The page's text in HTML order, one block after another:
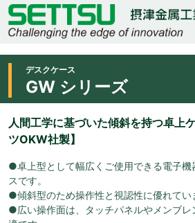
デスクケース
GW シリーズ
人間工学に基づいた傾斜を持つ卓上
ツOKW社製】
●卓上型として幅広くご使用できる電子機
スです。
●傾斜型のため操作性と視認性に優れてい
●広い操作面は、タッチパネルやメンブレ